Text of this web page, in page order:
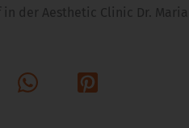
der Aesthetic Clinic Dr.